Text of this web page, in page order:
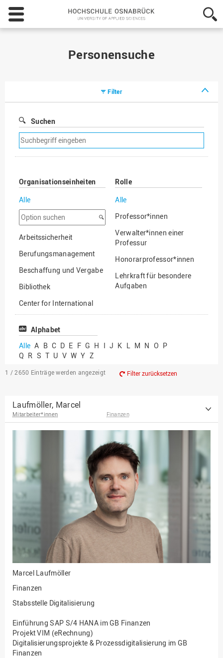
Hochschule
Osnabrück
-
Personensuche
Filter
Suchen
Suchfilter
entfernen
Organisationseinheiten
Alle
Option
suchen
Arbeitssicherheit
Berufungsmanagement
Beschaffung und Vergabe
Bibliothek
Center for International
Mobility
Center for International
Chancengerechtigkeit
eLearning Competence
EU-Büro
Fakultät
Agrarwissenschaften und
Ingenieurwissenschaften
und Informatik
Fakultät Management,
Kultur und Technik
Fakultät Wirtschafts- und
Sozialwissenschaften
Forschung, Kooperation,
Drittmittel
Gebäude und Technik
Gesellschaftliches
Gleichstellungsbüro
Hochschulleitung
Rolle
Alle
Professor*innen
Verwalter*innen einer
Professur
Honorarprofessor*innen
Lehrkraft für besondere
Aufgaben
Professor*innen im
Alphabet
Alle A B C D E F G H I J K L M N O P
Q R S T U V W Y Z
1 / 2650 Einträge werden angezeigt Filter zurücksetzen
Laufmöller, Marcel
Mitarbeiter*innen Finanzen
Marcel Laufmöller
Finanzen
Stabsstelle Digitalisierung
Einführung SAP S/4 HANA im GB Finanzen
Projekt VIM (eRechnung)
Digitalisierungsprojekte & Prozessdigitalisierung im GB
Finanzen